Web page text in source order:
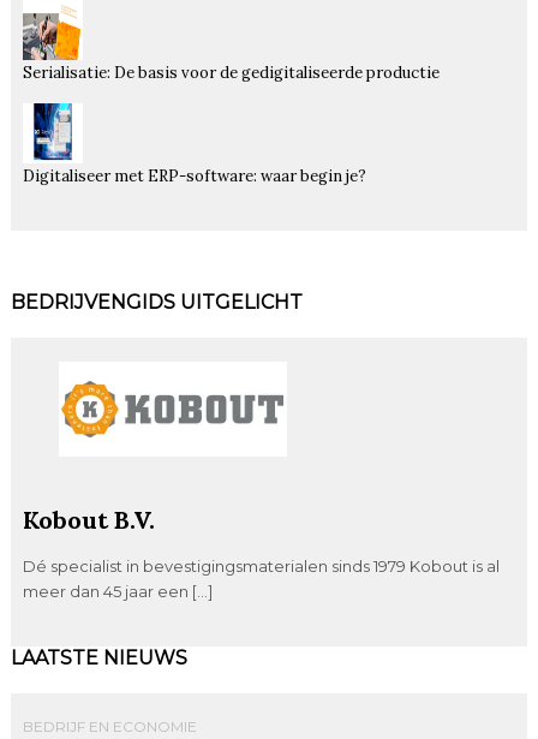
Serialisatie: De basis voor de gedigitaliseerde productie
Digitaliseer met ERP-software: waar begin je?
BEDRIJVENGIDS UITGELICHT
Kobout B.V.
Dé specialist in bevestigingsmaterialen sinds 1979 Kobout is al
meer dan 45 jaar een […]
LAATSTE NIEUWS
BEDRIJF EN ECONOMIE